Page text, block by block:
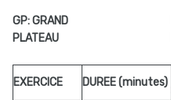
GP: GRAND
PLATEAU
EXERCICE DUREE (minutes)